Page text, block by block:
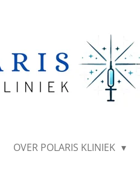
OVER POLARIS KLINIEK